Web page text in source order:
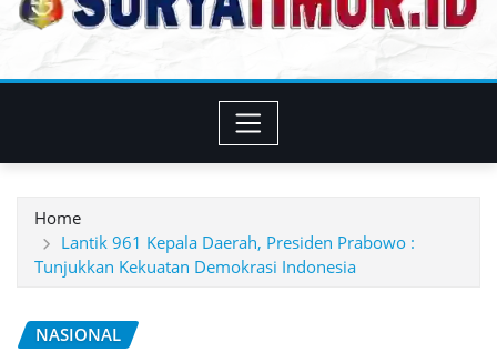
Home
Lantik 961 Kepala Daerah, Presiden Prabowo :
Tunjukkan Kekuatan Demokrasi Indonesia
NASIONAL